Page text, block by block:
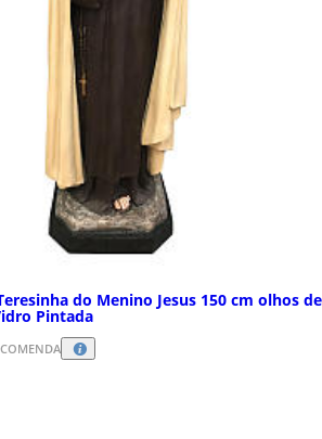
do Menino Jesus 150 cm olhos de
Pintada